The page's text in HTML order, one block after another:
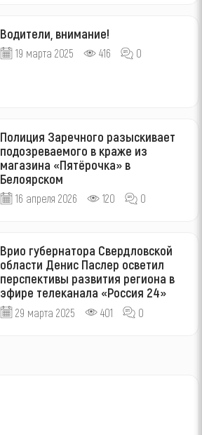
Водители, внимание!
19 марта 2025 416 0
Полиция Заречного разыскивает
подозреваемого в краже из
магазина «Пятёрочка» в
Белоярском
16 апреля 2026 120 0
Врио губернатора Свердловской
области Денис Паслер осветил
перспективы развития региона в
эфире телеканала «Россия 24»
29 марта 2025 401 0